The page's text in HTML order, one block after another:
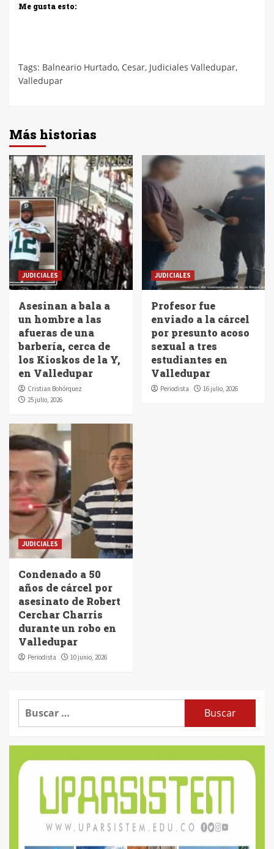
Me gusta esto:
Tags: Balneario Hurtado, Cesar, Judiciales Valledupar,
Valledupar
Más historias
JUDICIALES
Asesinan a bala a
un hombre a las
afueras de una
barbería, cerca de
los Kioskos de la Y,
en Valledupar
Cristian Bohórquez
25 julio, 2026
JUDICIALES
Profesor fue
enviado a la cárcel
por presunto acoso
sexual a tres
estudiantes en
Valledupar
Periodista 16 julio, 2026
JUDICIALES
Condenado a 50
años de cárcel por
asesinato de Robert
Cerchar Charris
durante un robo en
Valledupar
Periodista 10 junio, 2026
Buscar: